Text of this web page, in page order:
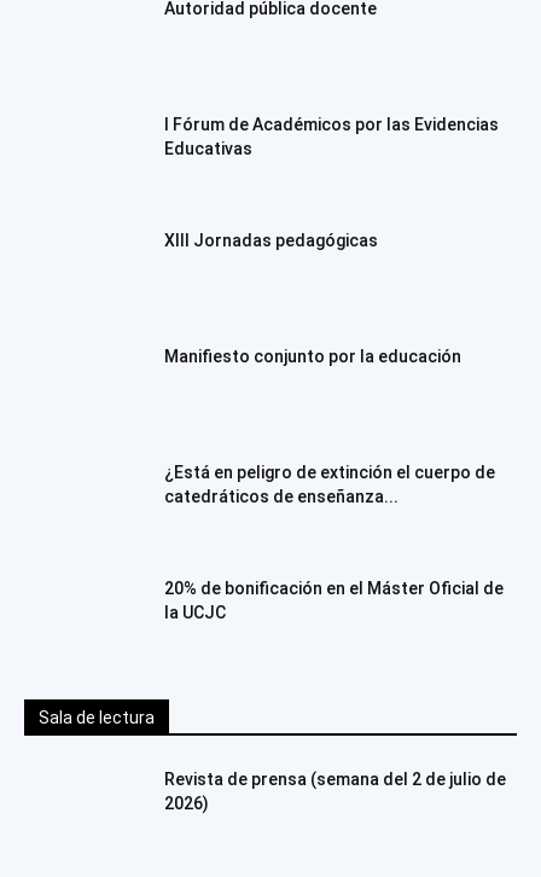
Autoridad pública docente
I Fórum de Académicos por las Evidencias
Educativas
XIII Jornadas pedagógicas
Manifiesto conjunto por la educación
¿Está en peligro de extinción el cuerpo de
catedráticos de enseñanza...
20% de bonificación en el Máster Oficial de
la UCJC
Sala de lectura
Revista de prensa (semana del 2 de julio de
2026)